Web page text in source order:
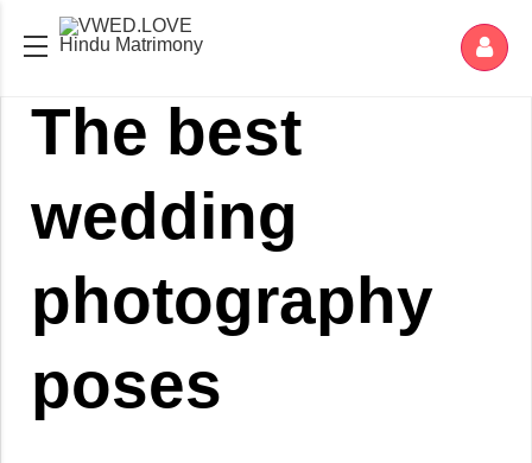
Hindu Matrimony
The best
wedding
photography
poses